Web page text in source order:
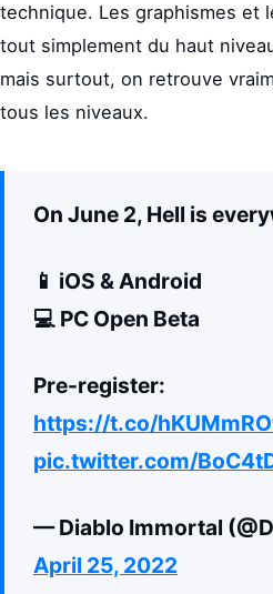
technique. Les graphismes et
tout simplement du haut
mais surtout, on retrouve
tous les niveaux.
On June 2, Hell is
📱 iOS & Android
💻 PC Open Beta
Pre-register:
https://t.co/
pic.twitter.com/
— Diablo Immortal
April 25, 2022